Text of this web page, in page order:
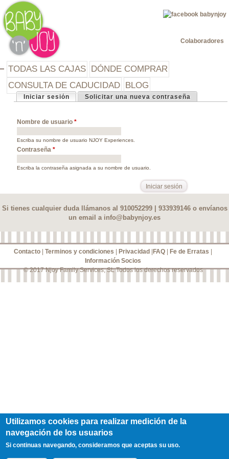
TODAS LAS CAJAS DÓNDE COMPRAR
CONSULTA DE CADUCIDAD BLOG
Colaboradores
Solapas principales
Iniciar sesión (solapa activa)
Solicitar una nueva contraseña
Nombre de usuario *
Escriba su nombre de usuario NJOY Experiences.
Contraseña *
Escriba la contraseña asignada a su nombre de usuario.
Si tienes cualquier duda llámanos al 910052299 | 933939146 o envíanos
un email a info@babynjoy.es
Contacto Terminos y condiciones Privacidad FAQ Fe de Erratas
Información Socios
© 2017 Njoy Family Services, SL Todos los derechos reservados
Utilizamos cookies para realizar medición de la
navegación de los usuarios
Si continuas navegando, consideramos que aceptas su uso.